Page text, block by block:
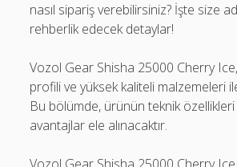
nasıl sipariş verebilirsiniz? İşte size
rehberlik edecek detaylar!
Vozol Gear Shisha 25000 Cherry
profili ve yüksek kaliteli malzemeleri
Bu bölümde, ürünün teknik
avantajlar ele alınacaktır.